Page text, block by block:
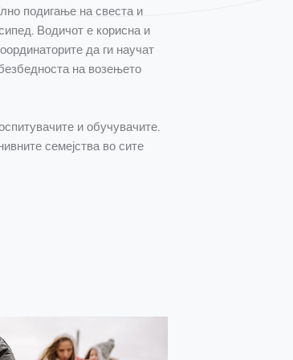
подигање на свеста и
Водичот е корисна и
да ги научат
на возењето
и обучувачите.
семејства во сите